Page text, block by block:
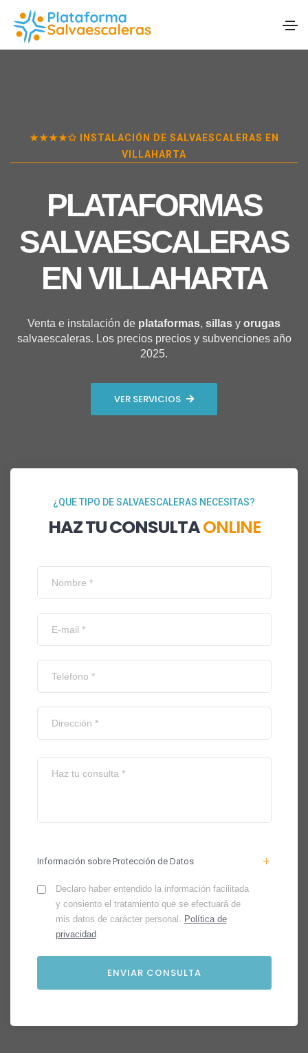
★★★★✩ INSTALACIÓN DE SALVAESCALERAS EN
VILLAHARTA
PLATAFORMAS
SALVAESCALERAS
ENVILLAHARTA
Venta e instalación de plataformas, sillas y orugas
salvaescaleras. Los precios precios y subvenciones año
2025.
VER SERVICIOS
¿QUE TIPO DE SALVAESCALERAS NECESITAS?
HAZ TU CONSULTAONLINE
Información sobre Protección de Datos
Declaro haber entendido la información facilitada
y consiento el tratamiento que se efectuará de
mis datos de carácter personal. Política de
privacidad.